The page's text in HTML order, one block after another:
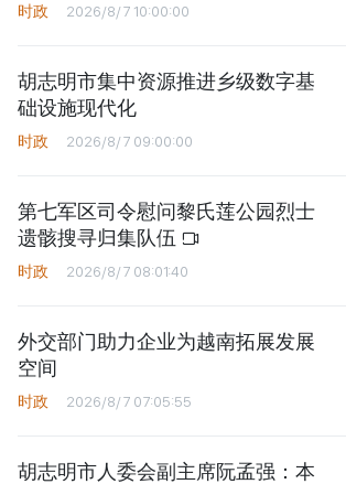
时政 2026/8/7 10:00:00
胡志明市集中资源推进乡级数字基
础设施现代化
时政 2026/8/7 09:00:00
第七军区司令慰问黎氏莲公园烈士
遗骸搜寻归集队伍
时政 2026/8/7 08:01:40
外交部门助力企业为越南拓展发展
空间
时政 2026/8/7 07:05:55
胡志明市人委会副主席阮孟强：本